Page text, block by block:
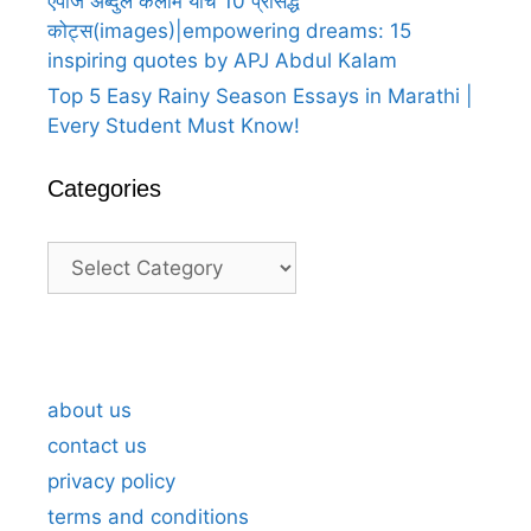
कोट्स(images)|empowering dreams: 15
inspiring quotes by APJ Abdul Kalam
Top 5 Easy Rainy Season Essays in Marathi |
Every Student Must Know!
Categories
Categories
about us
contact us
privacy policy
terms and conditions